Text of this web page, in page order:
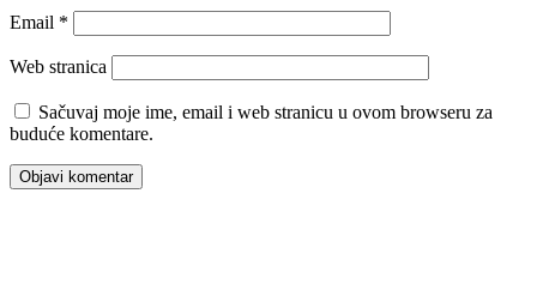
Email *
Web stranica
Sačuvaj moje ime, email i web stranicu u ovom browseru za
buduće komentare.